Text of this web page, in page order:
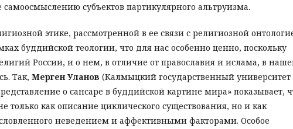
самоосмыслению субъектов партикулярного альтруизма.
этике, рассмотренной в ее связи с религиозной
буддийской теологии, что для нас особенно ценно, поскольку
России, и о нем, в отличие от православия и ислама, в
Так, Мерген Уланов (Калмыцкий государственный
о сансаре в буддийской картине мира» показывает,
только как описание циклического существования, но и как
неведением и аффективными факторами. Особое